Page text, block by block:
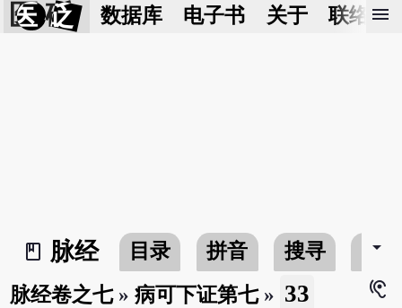
医 砭 数据库 电子书 关于 联络我
menu
book_2
脉经 目录 拼音 搜寻 书介
arrow_drop_down
脉经卷之七»病可下证第七» 33
hearing